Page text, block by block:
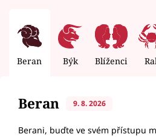
Beran Býk Blíženci
Beran 9. 8. 2026
Berani, buďte ve svém přístupu